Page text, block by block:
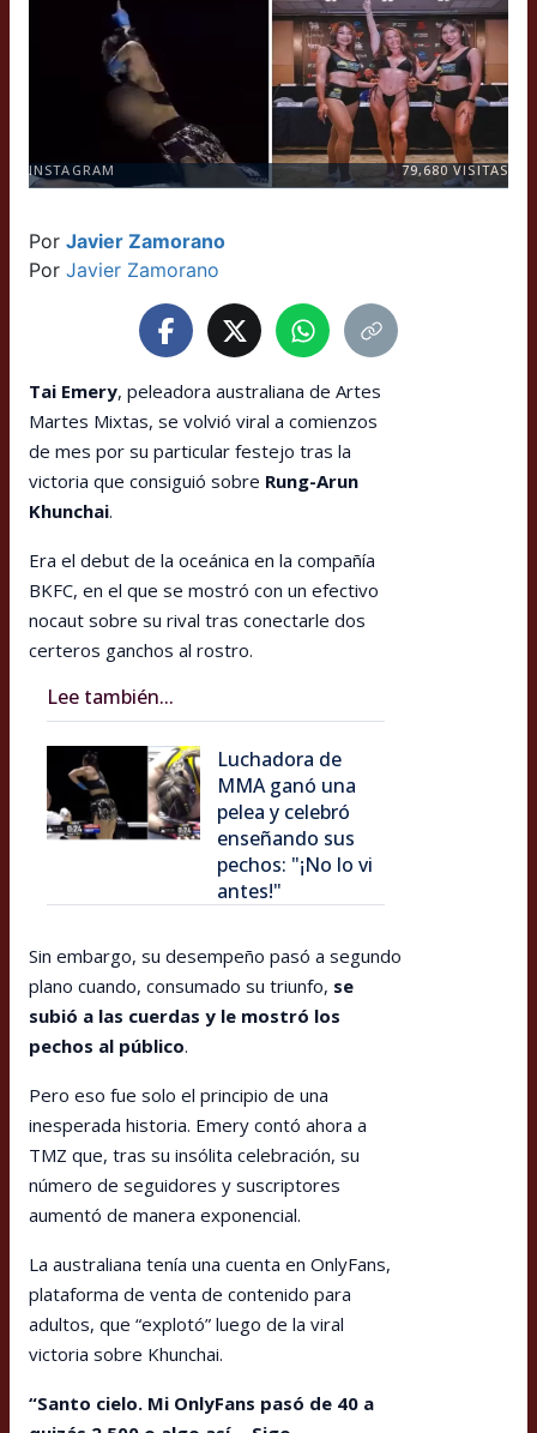
INSTAGRAM 79,680 VISITAS
Por Javier Zamorano
Por Javier Zamorano
Tai Emery, peleadora australiana de Artes
Martes Mixtas, se volvió viral a comienzos
de mes por su particular festejo tras la
victoria que consiguió sobre Rung-Arun
Khunchai.
Era el debut de la oceánica en la compañía
BKFC, en el que se mostró con un efectivo
nocaut sobre su rival tras conectarle dos
certeros ganchos al rostro.
Lee también...
Luchadora de
MMA ganó una
pelea y celebró
enseñando sus
pechos: "¡No lo vi
antes!"
Sin embargo, su desempeño pasó a segundo
plano cuando, consumado su triunfo, se
subió a las cuerdas y le mostró los
pechos al público.
Pero eso fue solo el principio de una
inesperada historia. Emery contó ahora a
TMZ que, tras su insólita celebración, su
número de seguidores y suscriptores
aumentó de manera exponencial.
La australiana tenía una cuenta en OnlyFans,
plataforma de venta de contenido para
adultos, que “explotó” luego de la viral
victoria sobre Khunchai.
“Santo cielo. Mi OnlyFans pasó de 40 a